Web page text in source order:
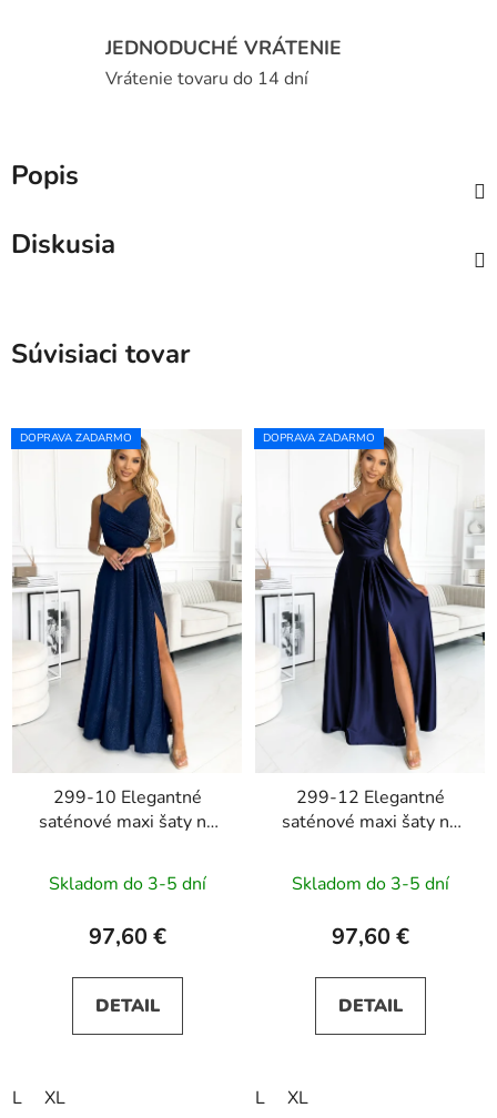
JEDNODUCHÉ VRÁTENIE
Vrátenie tovaru do 14 dní
Popis
Diskusia
Súvisiaci tovar
DOPRAVA ZADARMO
299-10 Elegantné
saténové maxi šaty na
tmavomodré s
trblietkami
Skladom do 3-5 dní
97,60 €
DETAIL
L XL
DOPRAVA ZADARMO
299-12 Elegantné
saténové maxi šaty na
tmavomodré
Skladom do 3-5 dní
97,60 €
DETAIL
L XL